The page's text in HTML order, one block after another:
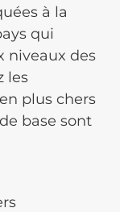
à la
qui
niveaux des
les
plus chers
base sont